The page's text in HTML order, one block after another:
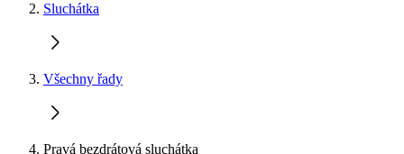
Sluchátka
Všechny řady
Pravá bezdrátová sluchátka